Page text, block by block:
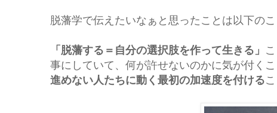
脱藩学で伝えたいなぁと思ったことは以下のこ
「脱藩する＝自分の選択肢を作って生きる」
事にしていて、何が許せないのかに気が付くこ
進めない人たちに動く最初の加速度を付ける